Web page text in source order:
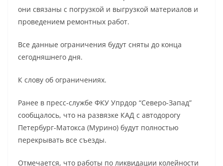
они связаны с погрузкой и выгрузкой материалов и
проведением ремонтных работ.
Все данные ограничения будут сняты до конца
сегодняшнего дня.
К слову об ограничениях.
Ранее в пресс-службе ФКУ Упрдор “Северо-Запад”
сообщалось, что на развязке КАД с автодорогу
Петербург-Матокса (Мурино) будут полностью
перекрывать все съезды.
Отмечается, что работы по ликвидации колейности